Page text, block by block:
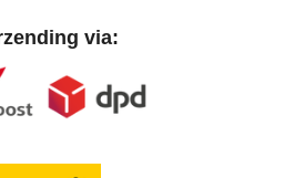
via: